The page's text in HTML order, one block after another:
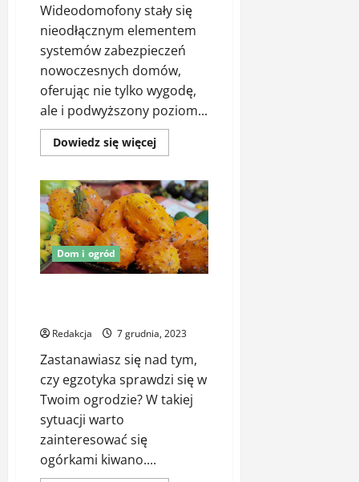
Wideodomofony stały się
nieodłącznym elementem
systemów zabezpieczeń
nowoczesnych domów,
oferując nie tylko wygodę,
ale i podwyższony poziom...
Dowiedz się więcejDowiedz
się
Czy
wideodomofony
Orno
to
dobre
rozwiązanie
dla
nowoczesnego
domu?
Dom i ogród
Redakcja 7 grudnia, 2023
Zastanawiasz się nad tym,
czy egzotyka sprawdzi się w
Twoim ogrodzie? W takiej
sytuacji warto
zainteresować się
ogórkami kiwano....